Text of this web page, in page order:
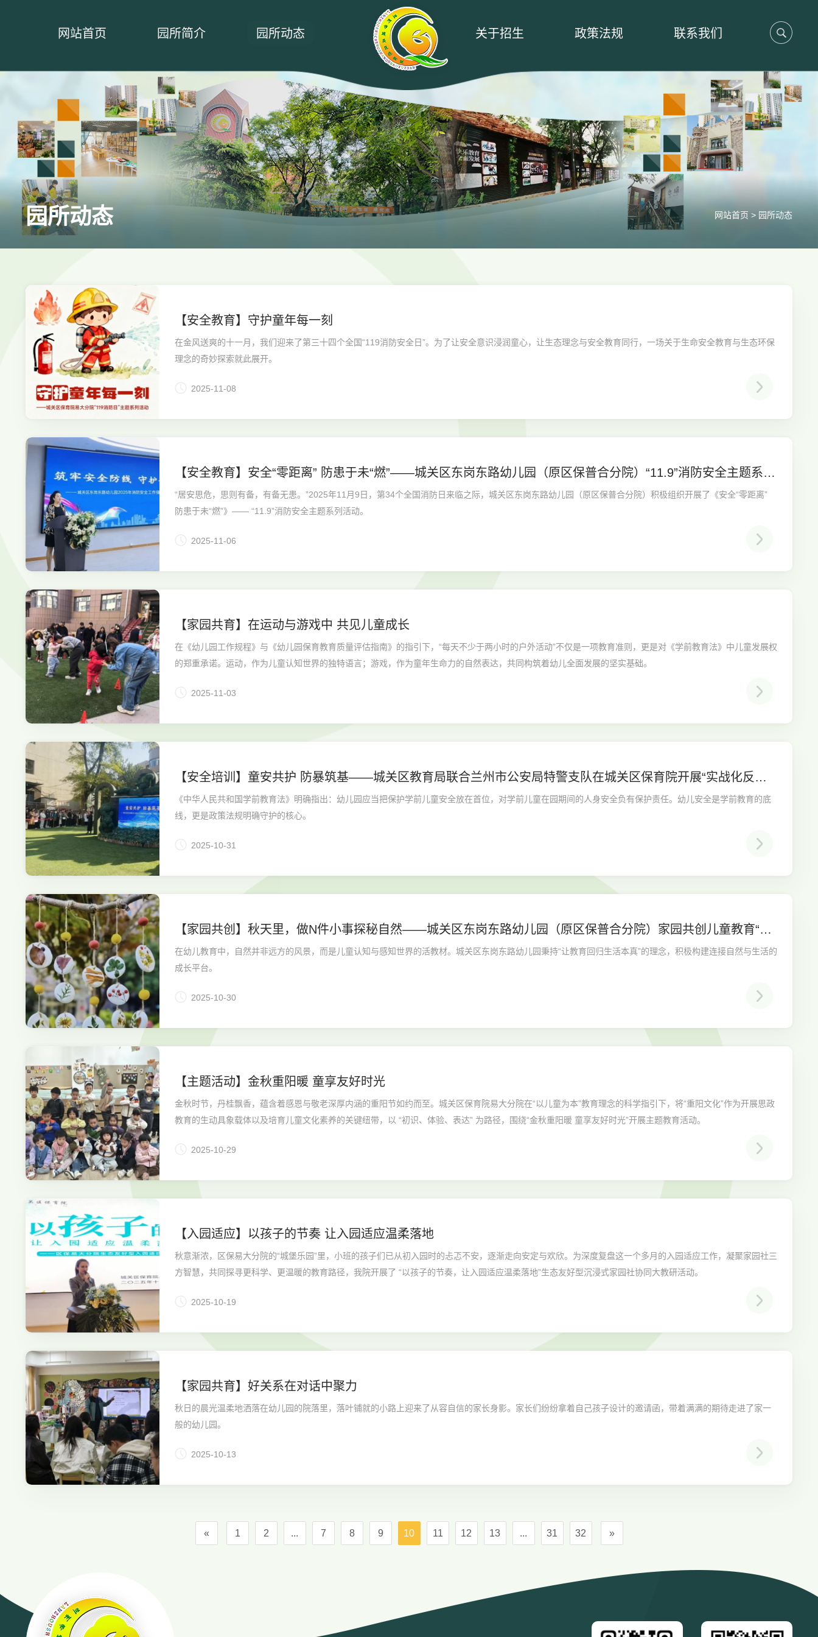
网站首页 园所简介 园所动态 关于招生 政策法规 联系我们
园所动态 网站首页 > 园所动态
【安全教育】守护童年每一刻
在金风送爽的十一月，我们迎来了第三十四个全国“119消防安全日”。为了让安全意识浸润童心，让生态理念与安全教育同行，一场关于生命安全教育与生态环保
理念的奇妙探索就此展开。
2025-11-08
【安全教育】安全“零距离” 防患于未“燃”——城关区东岗东路幼儿园（原区保普合分院）“11.9”消防安全主题系列
活动
“居安思危，思则有备，有备无患。”2025年11月9日，第34个全国消防日来临之际，城关区东岗东路幼儿园（原区保普合分院）积极组织开展了《安全“零距离”
防患于未“燃”》—— “11.9”消防安全主题系列活动。
2025-11-06
【家园共育】在运动与游戏中 共见儿童成长
在《幼儿园工作规程》与《幼儿园保育教育质量评估指南》的指引下，“每天不少于两小时的户外活动”不仅是一项教育准则，更是对《学前教育法》中儿童发展权
的郑重承诺。运动，作为儿童认知世界的独特语言；游戏，作为童年生命力的自然表达，共同构筑着幼儿全面发展的坚实基础。
2025-11-03
【安全培训】童安共护 防暴筑基——城关区教育局联合兰州市公安局特警支队在城关区保育院开展“实战化反恐
防暴”培训活动
《中华人民共和国学前教育法》明确指出：幼儿园应当把保护学前儿童安全放在首位，对学前儿童在园期间的人身安全负有保护责任。幼儿安全是学前教育的底
线，更是政策法规明确守护的核心。
2025-10-31
【家园共创】秋天里，做N件小事探秘自然——城关区东岗东路幼儿园（原区保普合分院）家园共创儿童教育“生
活”空间行动之“亲自然课程”
在幼儿教育中，自然并非远方的风景，而是儿童认知与感知世界的活教材。城关区东岗东路幼儿园秉持“让教育回归生活本真”的理念，积极构建连接自然与生活的
成长平台。
2025-10-30
【主题活动】金秋重阳暖 童享友好时光
金秋时节，丹桂飘香，蕴含着感恩与敬老深厚内涵的重阳节如约而至。城关区保育院易大分院在“以儿童为本”教育理念的科学指引下，将“重阳文化”作为开展思政
教育的生动具象载体以及培育儿童文化素养的关键纽带，以 “初识、体验、表达” 为路径，围绕“金秋重阳暖 童享友好时光”开展主题教育活动。
2025-10-29
【入园适应】以孩子的节奏 让入园适应温柔落地
秋意渐浓，区保易大分院的“城堡乐园”里，小班的孩子们已从初入园时的忐忑不安，逐渐走向安定与欢欣。为深度复盘这一个多月的入园适应工作，凝聚家园社三
方智慧，共同探寻更科学、更温暖的教育路径，我院开展了 “以孩子的节奏，让入园适应温柔落地”生态友好型沉浸式家园社协同大教研活动。
2025-10-19
【家园共育】好关系在对话中聚力
秋日的晨光温柔地洒落在幼儿园的院落里，落叶铺就的小路上迎来了从容自信的家长身影。家长们纷纷拿着自己孩子设计的邀请函，带着满满的期待走进了家一
般的幼儿园。
2025-10-13
« 1 2 ... 7 8 9 10 11 12 13 ... 31 32 »